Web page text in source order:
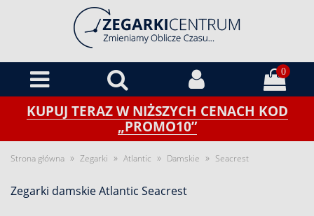
0
KUPUJ TERAZ W NIŻSZYCH CENACH KOD
„PROMO10”
Strona główna » Zegarki » Atlantic » Damskie » Seacrest
Zegarki damskie Atlantic Seacrest